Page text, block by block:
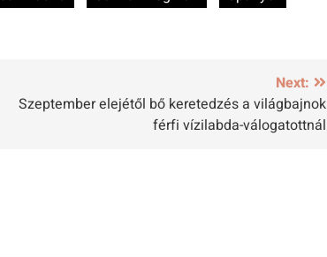
Next:
Szeptember elejétől bő keretedzés a világbajnok
férfi vízilabda-válogatottnál